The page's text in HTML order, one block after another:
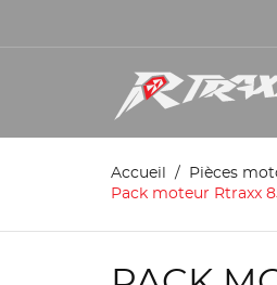
Accueil Pièces
Pack moteur Rtraxx